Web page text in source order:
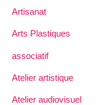
Artisanat
Arts Plastiques
associatif
Atelier artistique
Atelier audiovisuel